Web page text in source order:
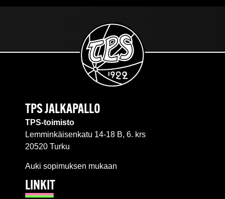
TPS JALKAPALLO
TPS-toimisto
Lemminkäisenkatu 14-18 B, 6. krs
20520 Turku
Auki sopimuksen mukaan
LINKIT